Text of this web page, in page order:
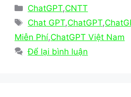
c
e
b
o
st
o
d
o
ai
l
e
Danh
mục
ChatGPT,CNTT
Thẻ
Chat GPT,ChatGPT,
Miễn Phí,ChatGPT Việt Nam
Để lại bình luận